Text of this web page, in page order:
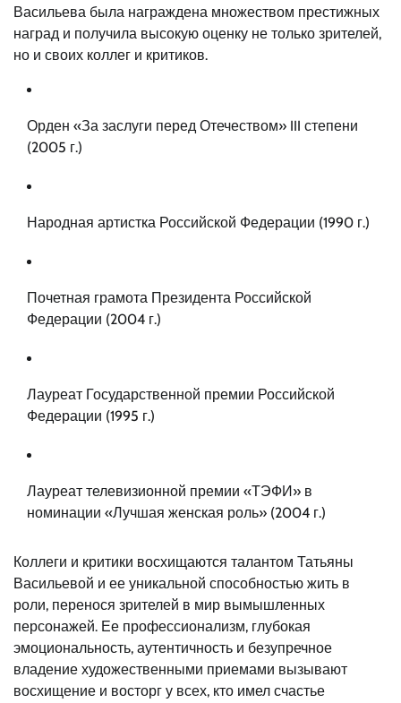
Васильева была награждена множеством престижных
наград и получила высокую оценку не только зрителей,
но и своих коллег и критиков.
Орден «За заслуги перед Отечеством» III степени
(2005 г.)
Народная артистка Российской Федерации (1990 г.)
Почетная грамота Президента Российской
Федерации (2004 г.)
Лауреат Государственной премии Российской
Федерации (1995 г.)
Лауреат телевизионной премии «ТЭФИ» в
номинации «Лучшая женская роль» (2004 г.)
Коллеги и критики восхищаются талантом Татьяны
Васильевой и ее уникальной способностью жить в
роли, перенося зрителей в мир вымышленных
персонажей. Ее профессионализм, глубокая
эмоциональность, аутентичность и безупречное
владение художественными приемами вызывают
восхищение и восторг у всех, кто имел счастье